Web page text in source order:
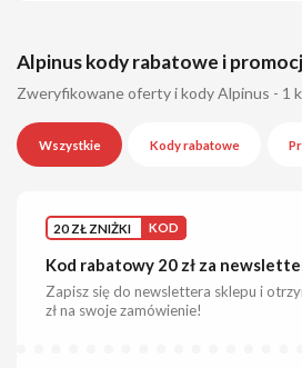
Alpinus kody rabatowe i
Zweryfikowane oferty i kody Alpinus - 1
Wszystkie Kody rabatowe
20 ZŁ ZNIŻKI KOD
Kod rabatowy 20 zł za
Zapisz się do newslettera sklepu i
zł na swoje zamówienie!